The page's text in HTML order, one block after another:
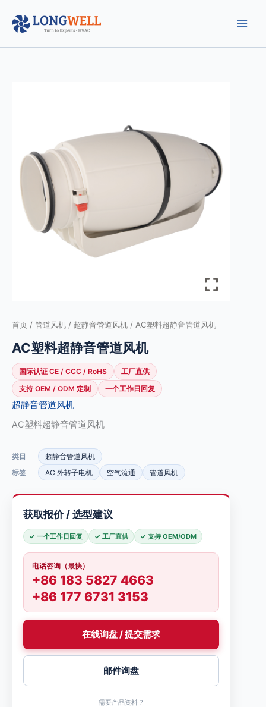
容
首页 / 管道风机 / 超静音管道风机 / AC塑料超静音管道风机
AC塑料超静音管道风机
国际认证 CE / CCC / RoHS
工厂直供
支持 OEM / ODM 定制
一个工作日回复
超静音管道风机
AC塑料超静音管道风机
类目
超静音管道风机
标签
AC 外转子电机 空气流通 管道风机
获取报价 / 选型建议
✓ 一个工作日回复 ✓ 工厂直供 ✓ 支持 OEM/ODM
电话咨询（最快）
+86 183 5827 4663
+86 177 6731 3153
在线询盘 / 提交需求
邮件询盘
需要产品资料？